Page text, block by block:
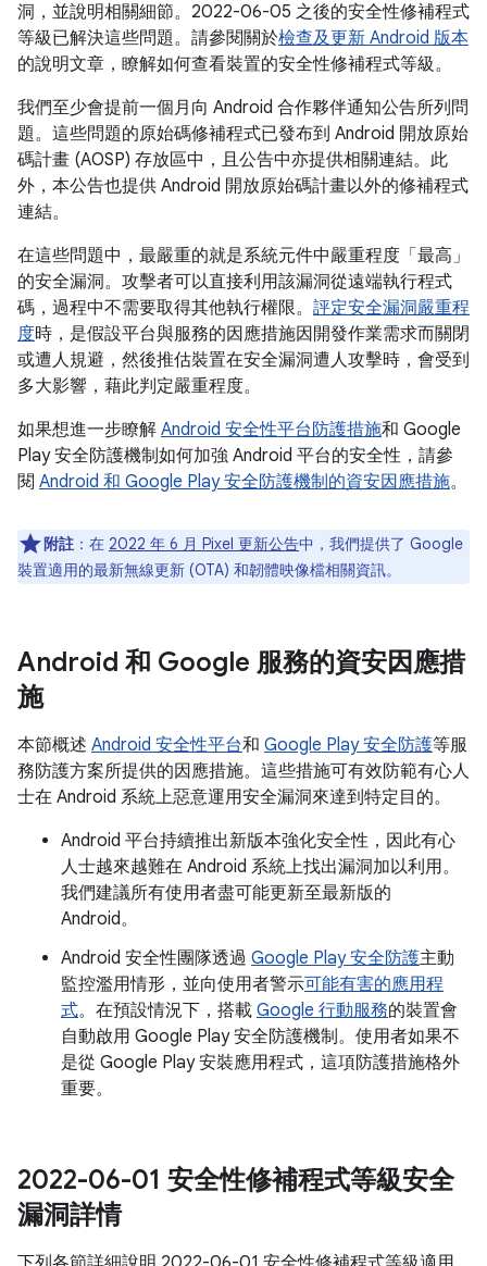
洞，並說明相關細節。2022-06-05 之後的安全性修補程式
等級已解決這些問題。請參閱關於檢查及更新 Android 版本
的說明文章，瞭解如何查看裝置的安全性修補程式等級。
我們至少會提前一個月向 Android 合作夥伴通知公告所列問
題。這些問題的原始碼修補程式已發布到 Android 開放原始
碼計畫 (AOSP) 存放區中，且公告中亦提供相關連結。此
外，本公告也提供 Android 開放原始碼計畫以外的修補程式
連結。
在這些問題中，最嚴重的就是系統元件中嚴重程度「最高」
的安全漏洞。攻擊者可以直接利用該漏洞從遠端執行程式
碼，過程中不需要取得其他執行權限。 評定安全漏洞嚴重程
度時，是假設平台與服務的因應措施因開發作業需求而關閉
或遭人規避，然後推估裝置在安全漏洞遭人攻擊時，會受到
多大影響，藉此判定嚴重程度。
如果想進一步瞭解 Android 安全性平台防護措施和 Google
Play 安全防護機制如何加強 Android 平台的安全性，請參
閱 Android 和 Google Play 安全防護機制的資安因應措施。
附註 ：在 2022 年 6 月 Pixel 更新公告中，我們提供了 Google
裝置適用的最新無線更新 (OTA) 和韌體映像檔相關資訊。
Android 和 Google 服務的資安因應措
施
本節概述 Android 安全性平台和 Google Play 安全防護等服
務防護方案所提供的因應措施。這些措施可有效防範有心人
士在 Android 系統上惡意運用安全漏洞來達到特定目的。
Android 平台持續推出新版本強化安全性，因此有心
人士越來越難在 Android 系統上找出漏洞加以利用。
我們建議所有使用者盡可能更新至最新版的
Android。
Android 安全性團隊透過 Google Play 安全防護主動
監控濫用情形，並向使用者警示可能有害的應用程
式。在預設情況下，搭載 Google 行動服務的裝置會
自動啟用 Google Play 安全防護機制。使用者如果不
是從 Google Play 安裝應用程式，這項防護措施格外
重要。
2022-06-01 安全性修補程式等級安全
漏洞詳情